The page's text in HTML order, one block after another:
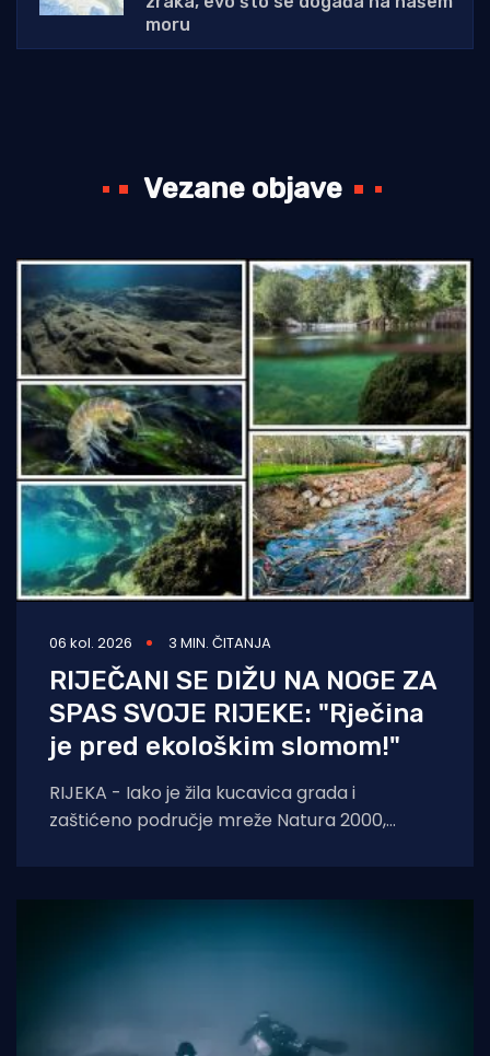
moru
Vezane objave
06 kol. 2026 3 MIN. ČITANJA
RIJEČANI SE DIŽU NA NOGE ZA
SPAS SVOJE RIJEKE: "Rječina
je pred ekološkim slomom!"
RIJEKA - Iako je žila kucavica grada i
zaštićeno područje mreže Natura 2000,